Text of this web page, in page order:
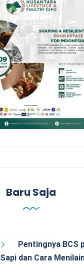
Baru Saja
Pentingnya BCS
Sapi dan Cara